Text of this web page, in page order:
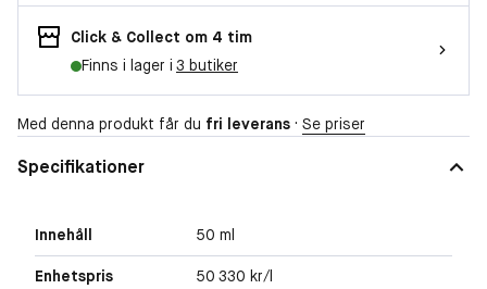
Click & Collect om 4 tim
Finns i lager i 3 butiker
Med denna produkt får du fri leverans · Se priser
Specifikationer
Innehåll 50 ml
Enhetspris 50 330 kr/l